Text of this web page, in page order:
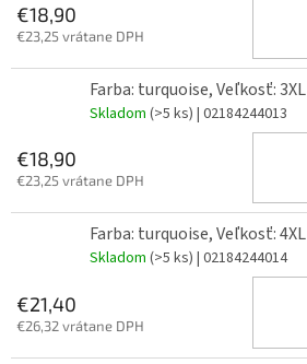
€18,90
€23,25 vrátane DPH
Farba: turquoise, Veľkosť: 3XL
Skladom (>5 ks) | 02184244013
€18,90
€23,25 vrátane DPH
Farba: turquoise, Veľkosť: 4XL
Skladom (>5 ks) | 02184244014
€21,40
€26,32 vrátane DPH